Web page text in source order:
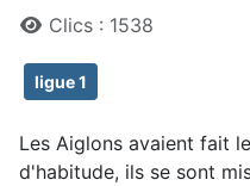
Clics : 1538
ligue 1
Les Aiglons avaient fait
d'habitude, ils se sont